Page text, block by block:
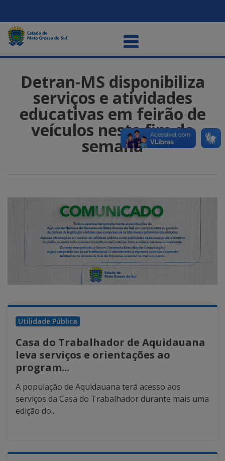
Detran-MS disponibiliza
serviços e atividades
educativas em feirão de
veículos neste fim de
semana
Utilidade Pública
Casa do Trabalhador de Aquidauana
leva serviços e orientações ao
program...
A população de Aquidauana terá acesso aos
serviços da Casa do Trabalhador durante mais uma
edição do...